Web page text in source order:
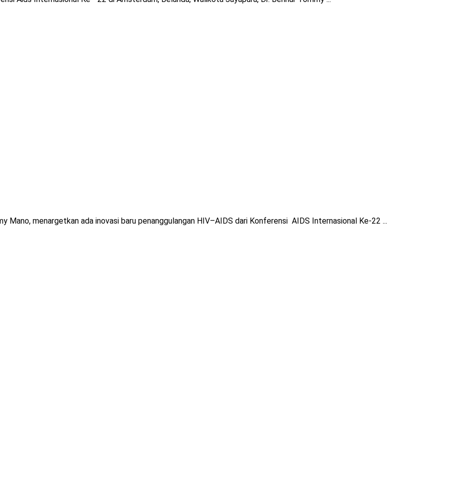
Mano, menargetkan ada inovasi baru penanggulangan HIV–AIDS dari Konferensi AIDS Internasional Ke-22 ...